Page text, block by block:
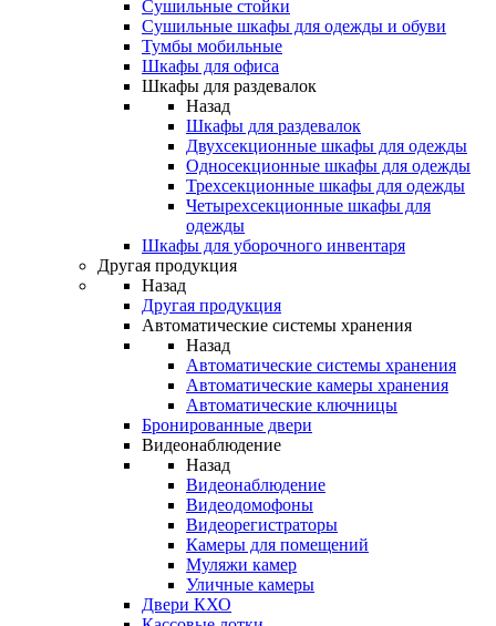
Сушильные стойки
Сушильные шкафы для одежды и обуви
Тумбы мобильные
Шкафы для офиса
Шкафы для раздевалок
Назад
Шкафы для раздевалок
Двухсекционные шкафы для одежды
Односекционные шкафы для одежды
Трехсекционные шкафы для одежды
Четырехсекционные шкафы для
одежды
Шкафы для уборочного инвентаря
Другая продукция
Назад
Другая продукция
Автоматические системы хранения
Назад
Автоматические системы хранения
Автоматические камеры хранения
Автоматические ключницы
Бронированные двери
Видеонаблюдение
Назад
Видеонаблюдение
Видеодомофоны
Видеорегистраторы
Камеры для помещений
Муляжи камер
Уличные камеры
Двери КХО